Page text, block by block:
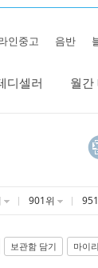
인중고 음반
디셀러 월간
901위
보관함 담기 마이